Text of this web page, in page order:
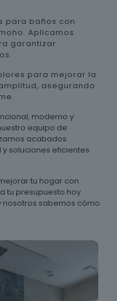
para baños con
Aplicamos
garantizar
para mejorar la
asegurando
moderno y
equipo de
acabados
soluciones eficientes
tu hogar con
tu presupuesto hoy
nosotros sabemos cómo